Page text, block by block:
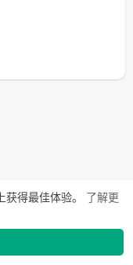
得最佳体验。 了解更